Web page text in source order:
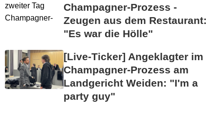
Champagner-Prozess -
Zeugen aus dem Restaurant:
"Es war die Hölle"
[Live-Ticker] Angeklagter im
Champagner-Prozess am
Landgericht Weiden: "I'm a
party guy"